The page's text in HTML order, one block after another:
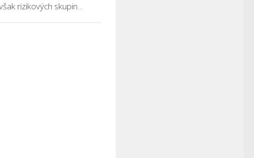
rizikových skupin…